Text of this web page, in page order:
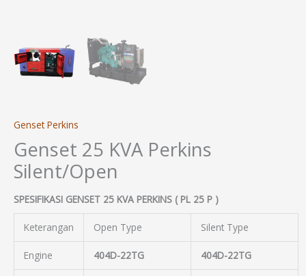
Genset Perkins
Genset 25 KVA Perkins
Silent/Open
SPESIFIKASI GENSET 25 KVA PERKINS ( PL 25 P )
Keterangan Open Type Silent Type
Engine 404D-22TG 404D-22TG